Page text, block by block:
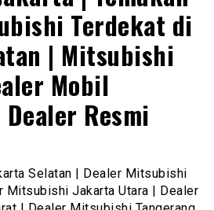
Terdekat di
| Mitsubishi
Mobil
Resmi
Selatan | Dealer Mitsubishi
Mitsubishi Jakarta Utara | Dealer